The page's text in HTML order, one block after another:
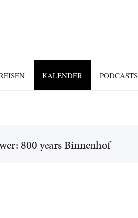
KALENDER PODCASTS
800 years Binnenhof